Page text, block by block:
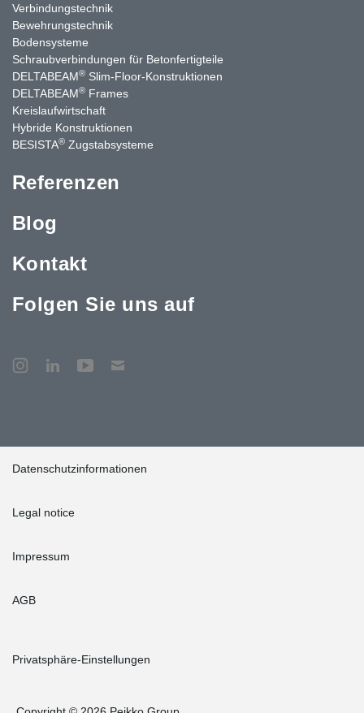
Verbindungstechnik
Bewehrungstechnik
Bodensysteme
Schraubverbindungen für Betonfertigteile
DELTABEAM® Slim-Floor-Konstruktionen
DELTABEAM® Frames
Kreislaufwirtschaft
Hybride Konstruktionen
BESISTA® Zugstabsysteme
Referenzen
Blog
Kontakt
Folgen Sie uns auf
Datenschutzinformationen
Legal notice
Impressum
AGB
Privatsphäre-Einstellungen